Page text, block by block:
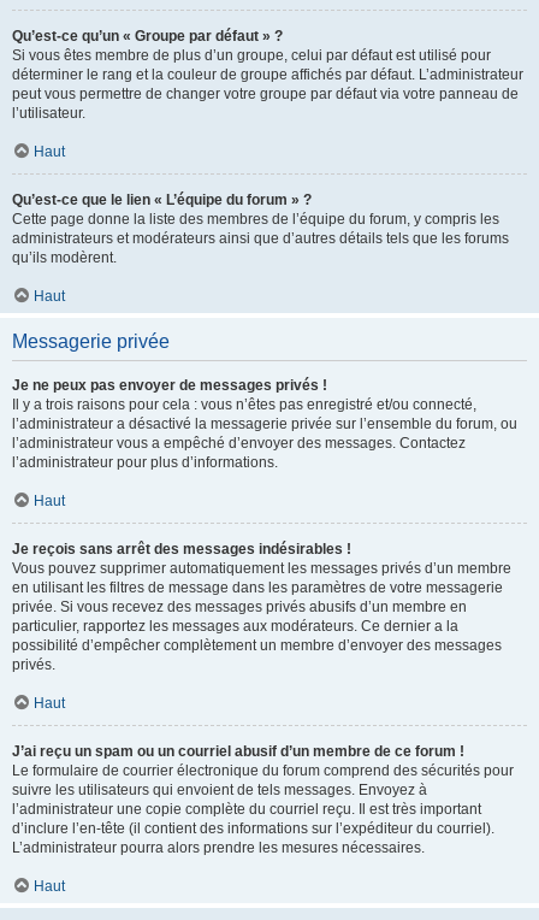
Qu’est-ce qu’un « Groupe par défaut » ?
Si vous êtes membre de plus d’un groupe, celui par défaut est utilisé pour
déterminer le rang et la couleur de groupe affichés par défaut. L’administrateur
peut vous permettre de changer votre groupe par défaut via votre panneau de
l’utilisateur.
Haut
Qu’est-ce que le lien « L’équipe du forum » ?
Cette page donne la liste des membres de l’équipe du forum, y compris les
administrateurs et modérateurs ainsi que d’autres détails tels que les forums
qu’ils modèrent.
Haut
Messagerie privée
Je ne peux pas envoyer de messages privés !
Il y a trois raisons pour cela : vous n’êtes pas enregistré et/ou connecté,
l’administrateur a désactivé la messagerie privée sur l’ensemble du forum, ou
l’administrateur vous a empêché d’envoyer des messages. Contactez
l’administrateur pour plus d’informations.
Haut
Je reçois sans arrêt des messages indésirables !
Vous pouvez supprimer automatiquement les messages privés d’un membre
en utilisant les filtres de message dans les paramètres de votre messagerie
privée. Si vous recevez des messages privés abusifs d’un membre en
particulier, rapportez les messages aux modérateurs. Ce dernier a la
possibilité d’empêcher complètement un membre d’envoyer des messages
privés.
Haut
J’ai reçu un spam ou un courriel abusif d’un membre de ce forum !
Le formulaire de courrier électronique du forum comprend des sécurités pour
suivre les utilisateurs qui envoient de tels messages. Envoyez à
l’administrateur une copie complète du courriel reçu. Il est très important
d’inclure l’en-tête (il contient des informations sur l’expéditeur du courriel).
L’administrateur pourra alors prendre les mesures nécessaires.
Haut